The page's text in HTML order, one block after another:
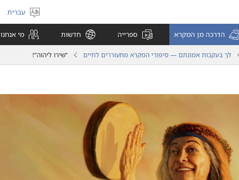
בחר
שפה
עברית
הדרכה מן המקרא ספרייה חדשות מי אנחנו
לך בעקבות אמונתם — סיפורי המקרא מתעוררים לחיים ‏”‏שירו ליהוה”‏!‏